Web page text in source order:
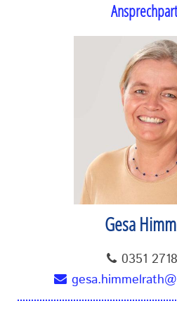
Gesa
0351